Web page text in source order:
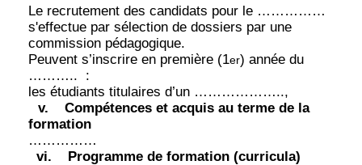
Le recrutement des candidats pour le ……………
s'effectue par sélection de dossiers par une
commission pédagogique.
Peuvent s’inscrire en première (1er) année du
………..
:
les étudiants titulaires d’un ………………..,
v.
Compétences et acquis au terme de la
formation
……………
vi.
Programme de formation (curricula)